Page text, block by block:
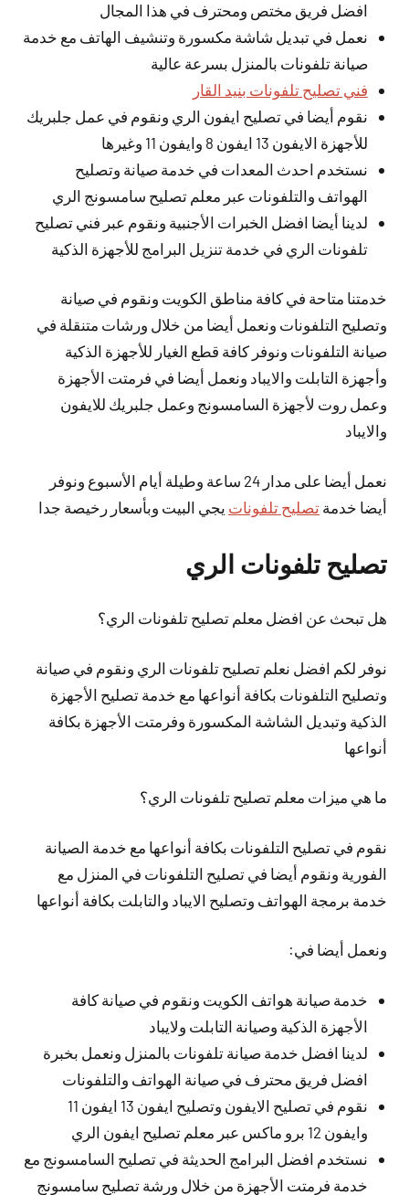
افضل فريق مختص ومحترف في هذا المجال
نعمل في تبديل شاشة مكسورة وتنشيف الهاتف مع خدمة
صيانة تلفونات بالمنزل بسرعة عالية
فني تصليح تلفونات بنيد القار
نقوم أيضا في تصليح ايفون الري ونقوم في عمل جلبريك
للأجهزة الايفون 13 ايفون 8 وايفون 11 وغيرها
نستخدم احدث المعدات في خدمة صيانة وتصليح
الهواتف والتلفونات عبر معلم تصليح سامسونج الري
لدينا أيضا افضل الخبرات الأجنبية ونقوم عبر فني تصليح
تلفونات الري في خدمة تنزيل البرامج للأجهزة الذكية
خدمتنا متاحة في كافة مناطق الكويت ونقوم في صيانة
وتصليح التلفونات ونعمل أيضا من خلال ورشات متنقلة في
صيانة التلفونات ونوفر كافة قطع الغيار للأجهزة الذكية
وأجهزة التابلت والايباد ونعمل أيضا في فرمتت الأجهزة
وعمل روت لأجهزة السامسونج وعمل جلبريك للايفون
والايباد
نعمل أيضا
على مدار 24 ساعة وطيلة أيام الأسبوع ونوفر
أيضا خدمة تصليح تلفونات يجي البيت وبأسعار رخيصة جدا
تصليح تلفونات الري
هل تبحث عن افضل معلم تصليح تلفونات الري؟
نوفر لكم افضل نعلم تصليح تلفونات الري ونقوم في صيانة
وتصليح التلفونات بكافة أنواعها مع خدمة تصليح الأجهزة
الذكية وتبديل الشاشة المكسورة وفرمتت الأجهزة بكافة
أنواعها
ما هي ميزات معلم تصليح تلفونات الري؟
نقوم في تصليح التلفونات بكافة أنواعها مع خدمة الصيانة
الفورية ونقوم أيضا في تصليح التلفونات في المنزل مع
خدمة برمجة الهواتف وتصليح الايباد والتابلت بكافة أنواعها
ونعمل أيضا في:
خدمة صيانة هواتف الكويت ونقوم في صيانة كافة
الأجهزة الذكية وصيانة التابلت ولايباد
لدينا افضل خدمة صيانة تلفونات بالمنزل ونعمل بخبرة
افضل فريق محترف في صيانة الهواتف والتلفونات
نقوم في تصليح الايفون وتصليح ايفون 13 ايفون 11
وايفون 12 برو ماكس عبر معلم تصليح ايفون الري
نستخدم افضل البرامج الحديثة في تصليح السامسونج مع
خدمة فرمتت الأجهزة من خلال ورشة تصليح سامسونج